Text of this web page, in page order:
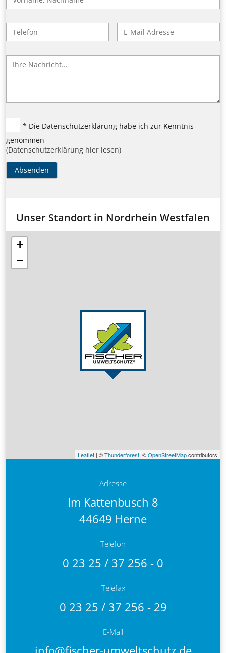
* Die Datenschutzerklärung habe ich zur Kenntnis
genommen
(Datenschutzerklärung hier lesen)
Absenden
Unser Standort in Nordrhein Westfalen
+
−
Leaflet | ©Thunderforest, ©OpenStreetMapcontributors
Adresse
Im Kattenbusch 8
44649 Herne
Telefon
0 23 25 / 37 256 - 0
Telefax
0 23 25 / 37 256 - 29
E-Mail